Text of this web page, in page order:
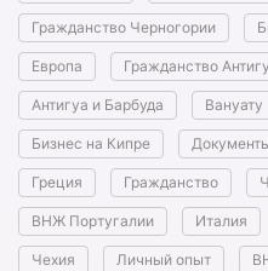
Гражданство Черногории
Европа Гражданство
Антигуа и Барбуда Вануату
Бизнес на Кипре
Греция Гражданство
ВНЖ Португалии Италия
Чехия Личный опыт